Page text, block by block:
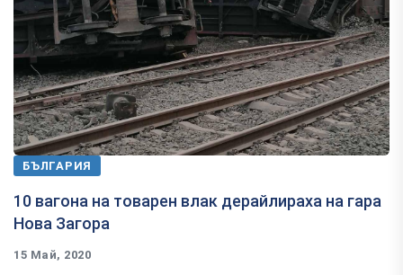
БЪЛГАРИЯ
10 вагона на товарен влак дерайлираха на гара
Нова Загора
15 Май, 2020